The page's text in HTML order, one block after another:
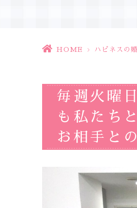
HOME > ハピネスの
毎週火曜
も私たち
お相手と